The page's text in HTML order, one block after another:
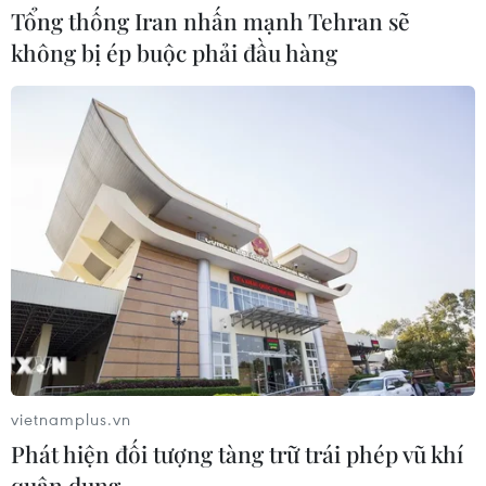
CƠ QUAN CHỦ QUẢN: THÔNG TẤN XÃ VIỆT NAM
Tổng Biên tập: TRẦN TIẾN DUẨN
Phó Tổng Biên tập: NGUYỄN THỊ TÁM, KHÚC THANH
THỦY
Sở hữu trí tuệ
Quy định sử dụng
RSS
Hỗ trợ
Ngôn ngữ
TTXVN
Dịch vụ tin
Liên hệ
Tổng thống Iran nhấn mạnh Tehran sẽ
không bị ép buộc phải đầu hàng
vietnamplus.vn
Phát hiện đối tượng tàng trữ trái phép vũ khí